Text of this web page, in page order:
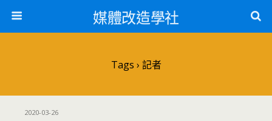
媒體改造學社
Tags › 記者
2020-03-26